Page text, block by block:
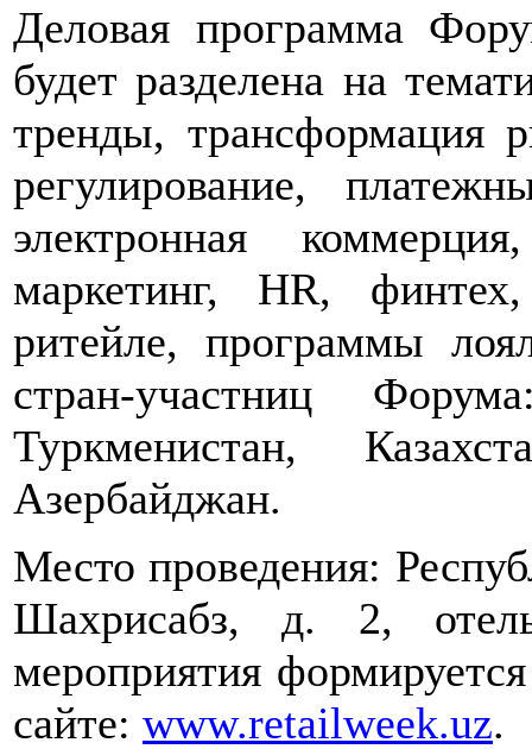
Деловая программа
будет разделена на
тренды, трансформация
регулирование,
электронная
маркетинг, HR,
ритейле, программы
стран-участниц
Туркменистан,
Азербайджан.
Место проведения:
Шахрисабз, д. 2,
мероприятия
сайте: www.retailweek.uz.